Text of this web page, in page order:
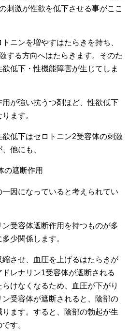
刺激が性欲を低下させる事がここ
ニンを増やすはたらきを持ち、
する方向へはたらきます。そのた
低下・性機能障害が生じてしま
が強い抗うつ剤ほど、性欲低下
ます。
低下はセロトニン2受容体の刺激
他にも、
の遮断作用
因になっていると考えられてい
受容体遮断作用を持つものが多
少関係します。
させ、血圧を上げるはたらきが
レナリン1受容体が遮断される
けなくなるため、血圧が下がり
受容体が遮断されると、陰部の
ます。すると、陰部の勃起が生
す。